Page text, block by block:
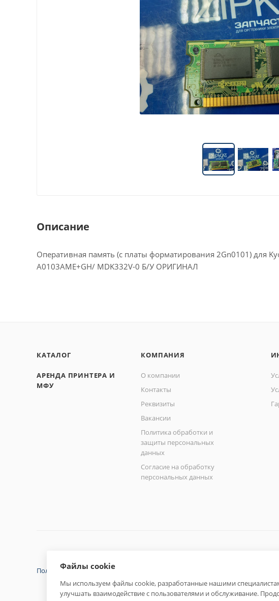
Описание
Оперативная память (с платы форматирования 2Gn0101) для
A0103AME+GH/ MDK332V-0 Б/У ОРИГИНАЛ
КАТАЛОГ
АРЕНДА ПРИНТЕРА И
МФУ
КОМПАНИЯ
О компании
Контакты
Реквизиты
Вакансии
Политика обработки и
защиты персональных
данных
Согласие на обработку
персональных данных
Политика конфиденциальности
Файлы cookie
Мы используем файлы cookie, разработанные нашими
улучшать взаимодействие с пользователями и обслуживание.